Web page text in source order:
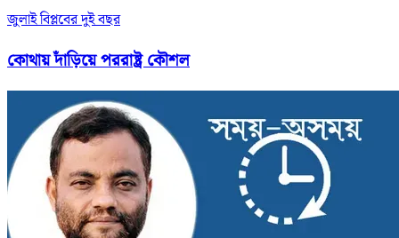
জুলাই বিপ্লবের দুই বছর
কোথায় দাঁড়িয়ে পররাষ্ট্র কৌশল